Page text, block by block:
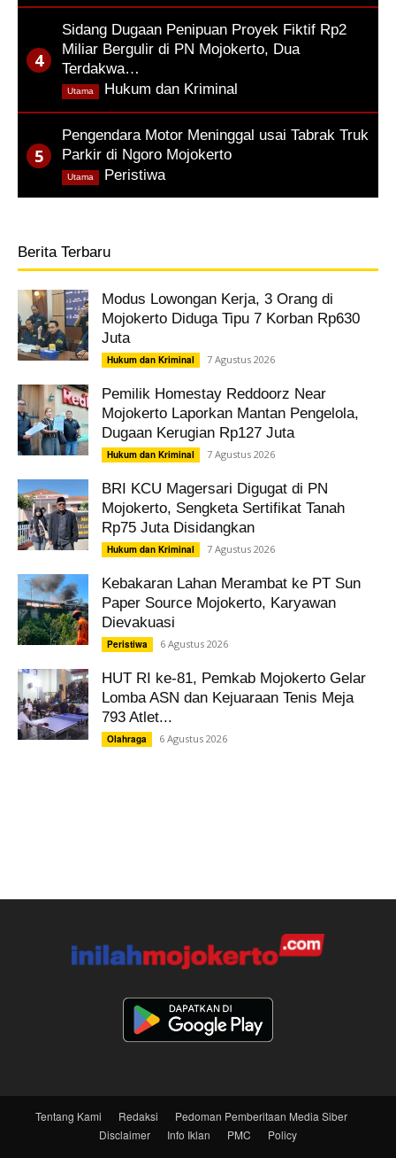
Sidang Dugaan Penipuan Proyek Fiktif Rp2
Miliar Bergulir di PN Mojokerto, Dua
Terdakwa…
Hukum dan Kriminal
Utama
Pengendara Motor Meninggal usai Tabrak Truk
Parkir di Ngoro Mojokerto
Peristiwa,
Utama
Berita Terbaru
Modus Lowongan Kerja, 3 Orang di
Mojokerto Diduga Tipu 7 Korban Rp630
Juta
Hukum dan Kriminal 7 Agustus 2026
Pemilik Homestay Reddoorz Near
Mojokerto Laporkan Mantan Pengelola,
Dugaan Kerugian Rp127 Juta
Hukum dan Kriminal 7 Agustus 2026
BRI KCU Magersari Digugat di PN
Mojokerto, Sengketa Sertifikat Tanah
Rp75 Juta Disidangkan
Hukum dan Kriminal 7 Agustus 2026
Kebakaran Lahan Merambat ke PT Sun
Paper Source Mojokerto, Karyawan
Dievakuasi
Peristiwa 6 Agustus 2026
HUT RI ke-81, Pemkab Mojokerto Gelar
Lomba ASN dan Kejuaraan Tenis Meja
793 Atlet...
Olahraga 6 Agustus 2026
Tentang Kami Redaksi
Pedoman Pemberitaan Media Siber
Disclaimer
Info Iklan PMC Policy